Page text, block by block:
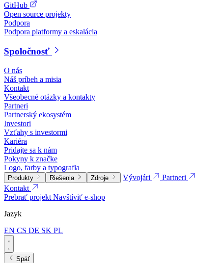
GitHub
Open source projekty
Podpora
Podpora platformy a eskalácia
Spoločnosť
O nás
Náš príbeh a misia
Kontakt
Všeobecné otázky a kontakty
Partneri
Partnerský ekosystém
Investori
Vzťahy s investormi
Kariéra
Pridajte sa k nám
Pokyny k značke
Logo, farby a typografia
Produkty Riešenia Zdroje Vývojári
Partneri
Kontakt
Prebrať projektNavštíviť e-shop
Jazyk
EN CS DE SK PL
Späť